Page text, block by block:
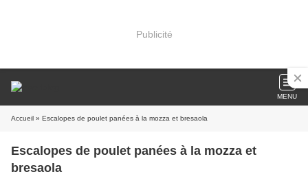
Publicité
MENU
Accueil » Escalopes de poulet panées à la mozza et bresaola
Escalopes de poulet panées à la mozza et
bresaola